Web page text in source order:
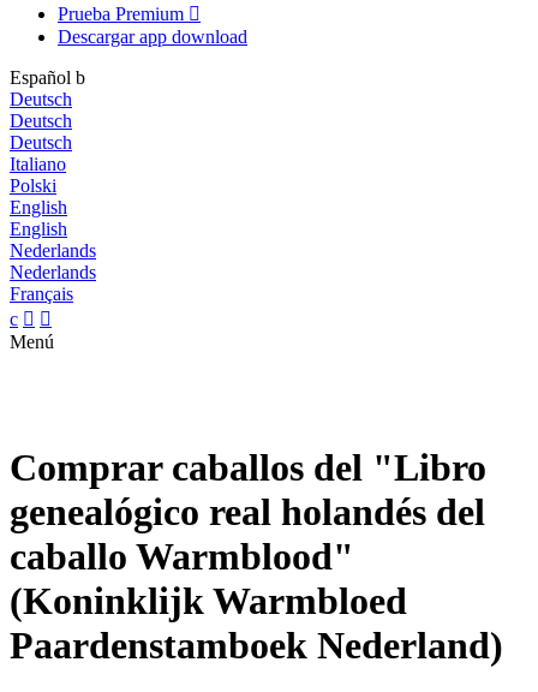
Prueba Premium 
Descargar app download
Español b
Deutsch
Deutsch
Deutsch
Italiano
Polski
English
English
Nederlands
Nederlands
Français
c  
Menú
Comprar caballos del "Libro
genealógico real holandés del
caballo Warmblood"
(Koninklijk Warmbloed
Paardenstamboek Nederland)